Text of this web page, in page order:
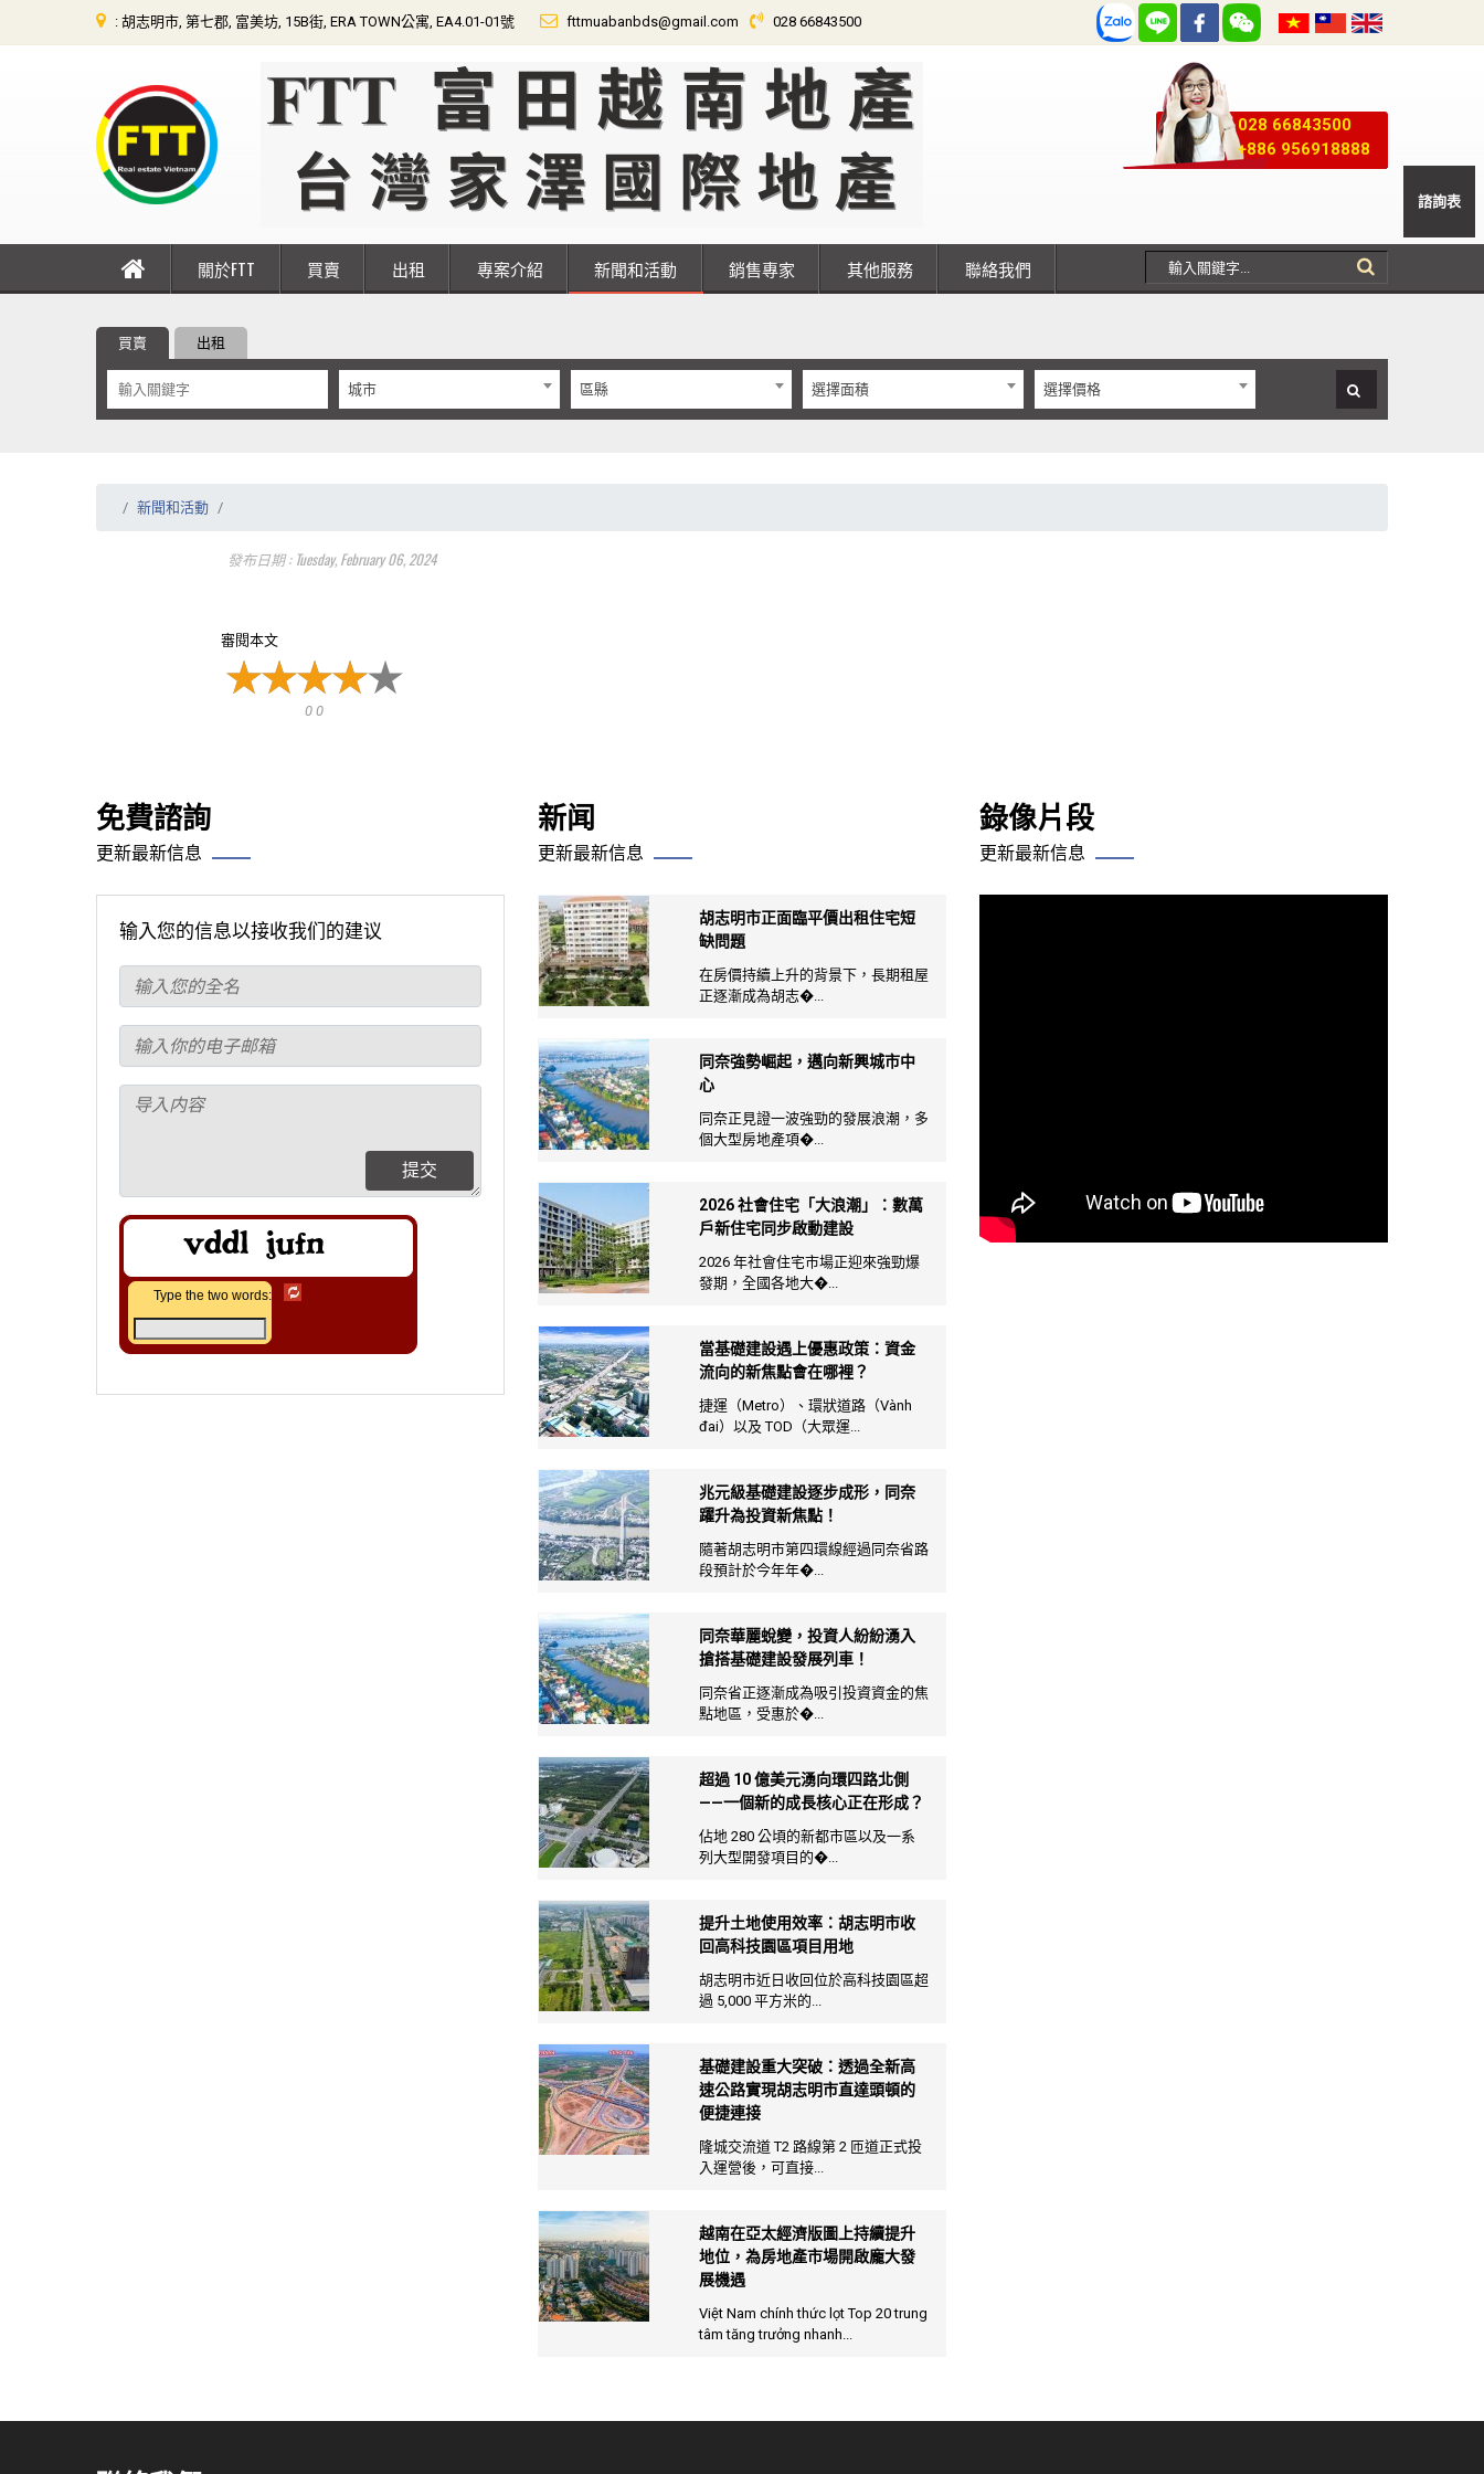
: 胡志明市, 第七郡, 富美坊, 15B街, ERA TOWN公寓, EA4.01-01號 fttmuabanbds@gmail.com 028 66843500
028 66843500
+886 956918888
關於FTT 買賣 出租 專案介紹 新聞和活動 銷售專家 其他服務 聯絡我們
買賣 出租
城市 區縣 選擇面積 選擇價格
新聞和活動
發布日期 : Tuesday, February 06, 2024
審閱本文
0 0
免費諮詢
更新最新信息
输入您的信息以接收我们的建议
提交
Type the two words:
新闻
更新最新信息
胡志明市正面臨平價出租住宅短
缺問題
在房價持續上升的背景下，長期租屋
正逐漸成為胡志�...
同奈強勢崛起，邁向新興城市中
心
同奈正見證一波強勁的發展浪潮，多
個大型房地產項�...
2026 社會住宅「大浪潮」：數萬
戶新住宅同步啟動建設
2026 年社會住宅市場正迎來強勁爆
發期，全國各地大�...
當基礎建設遇上優惠政策：資金
流向的新焦點會在哪裡？
捷運（Metro）、環狀道路（Vành
đai）以及 TOD（大眾運...
兆元級基礎建設逐步成形，同奈
躍升為投資新焦點！
隨著胡志明市第四環線經過同奈省路
段預計於今年年�...
同奈華麗蛻變，投資人紛紛湧入
搶搭基礎建設發展列車！
同奈省正逐漸成為吸引投資資金的焦
點地區，受惠於�...
超過 10 億美元湧向環四路北側
——一個新的成長核心正在形成？
佔地 280 公頃的新都市區以及一系
列大型開發項目的�...
提升土地使用效率：胡志明市收
回高科技園區項目用地
胡志明市近日收回位於高科技園區超
過 5,000 平方米的...
基礎建設重大突破：透過全新高
速公路實現胡志明市直達頭頓的
便捷連接
隆城交流道 T2 路線第 2 匝道正式投
入運營後，可直接...
越南在亞太經濟版圖上持續提升
地位，為房地產市場開啟龐大發
展機遇
Việt Nam chính thức lọt Top 20 trung
tâm tăng trưởng nhanh...
錄像片段
更新最新信息
諮詢表